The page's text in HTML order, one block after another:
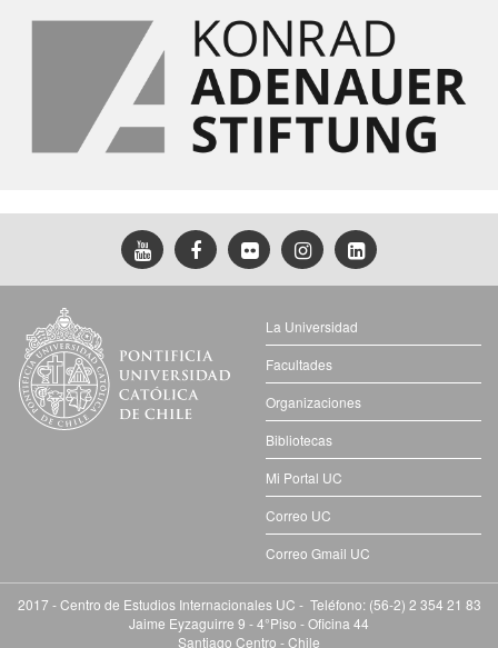
La Universidad
Facultades
Organizaciones
Bibliotecas
Mi Portal UC
Correo UC
Correo Gmail UC
2017 - Centro de Estudios Internacionales UC - Teléfono: (56-2) 2 354 21 83
Jaime Eyzaguirre 9 - 4°Piso - Oficina 44
Santiago Centro - Chile